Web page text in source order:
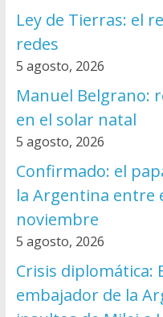
Ley de Tierras: el
redes
5 agosto, 2026
Manuel Belgrano:
en el solar natal
5 agosto, 2026
Confirmado: el
la Argentina entre
noviembre
5 agosto, 2026
Crisis diplomática:
embajador de la